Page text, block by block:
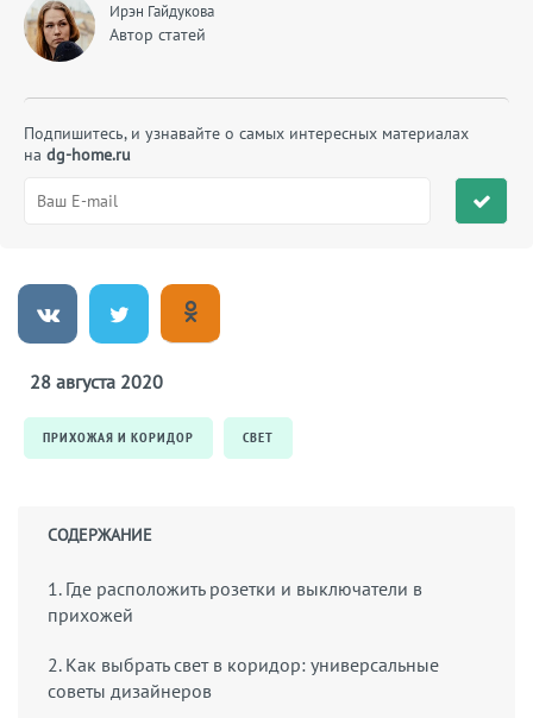
Ирэн Гайдукова
Автор статей
Подпишитесь, и узнавайте о самых интересных материалах
на dg-home.ru
28 августа 2020
ПРИХОЖАЯ И КОРИДОР СВЕТ
СОДЕРЖАНИЕ
1. Где расположить розетки и выключатели в
прихожей
2. Как выбрать свет в коридор: универсальные
советы дизайнеров